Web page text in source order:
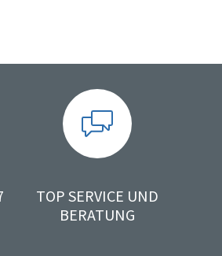
TOP SERVICE UND
BERATUNG